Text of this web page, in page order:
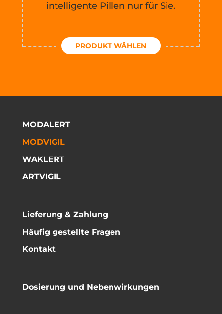
intelligente Pillen nur für Sie.
PRODUKT WÄHLEN
MODALERT
MODVIGIL
WAKLERT
ARTVIGIL
Lieferung & Zahlung
Häufig gestellte Fragen
Kontakt
Dosierung und Nebenwirkungen